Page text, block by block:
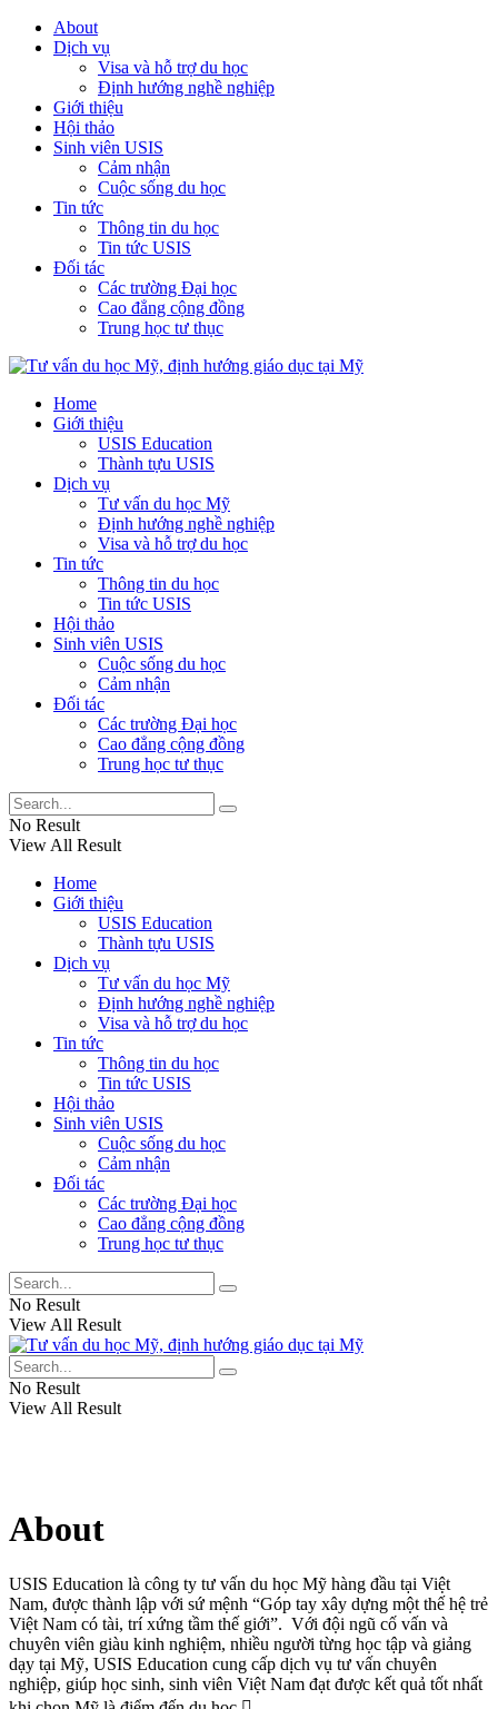
About
Dịch vụ
Visa và hỗ trợ du học
Định hướng nghề nghiệp
Giới thiệu
Hội thảo
Sinh viên USIS
Cảm nhận
Cuộc sống du học
Tin tức
Thông tin du học
Tin tức USIS
Đối tác
Các trường Đại học
Cao đẳng cộng đồng
Trung học tư thục
Home
Giới thiệu
USIS Education
Thành tựu USIS
Dịch vụ
Tư vấn du học Mỹ
Định hướng nghề nghiệp
Visa và hỗ trợ du học
Tin tức
Thông tin du học
Tin tức USIS
Hội thảo
Sinh viên USIS
Cuộc sống du học
Cảm nhận
Đối tác
Các trường Đại học
Cao đẳng cộng đồng
Trung học tư thục
No Result
View All Result
Home
Giới thiệu
USIS Education
Thành tựu USIS
Dịch vụ
Tư vấn du học Mỹ
Định hướng nghề nghiệp
Visa và hỗ trợ du học
Tin tức
Thông tin du học
Tin tức USIS
Hội thảo
Sinh viên USIS
Cuộc sống du học
Cảm nhận
Đối tác
Các trường Đại học
Cao đẳng cộng đồng
Trung học tư thục
No Result
View All Result
No Result
View All Result
About
USIS Education là công ty tư vấn du học Mỹ hàng đầu tại Việt
Nam, được thành lập với sứ mệnh “Góp tay xây dựng một thế hệ trẻ
Việt Nam có tài, trí xứng tầm thế giới”. Với đội ngũ cố vấn và
chuyên viên giàu kinh nghiệm, nhiều người từng học tập và giảng
dạy tại Mỹ, USIS Education cung cấp dịch vụ tư vấn chuyên
nghiệp, giúp học sinh, sinh viên Việt Nam đạt được kết quả tốt nhất